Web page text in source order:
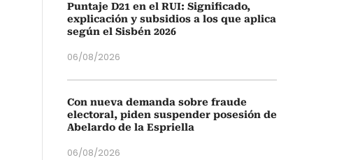
Puntaje D21 en el RUI: Significado,
explicación y subsidios a los que aplica
según el Sisbén 2026
06/08/2026
Con nueva demanda sobre fraude
electoral, piden suspender posesión de
Abelardo de la Espriella
06/08/2026